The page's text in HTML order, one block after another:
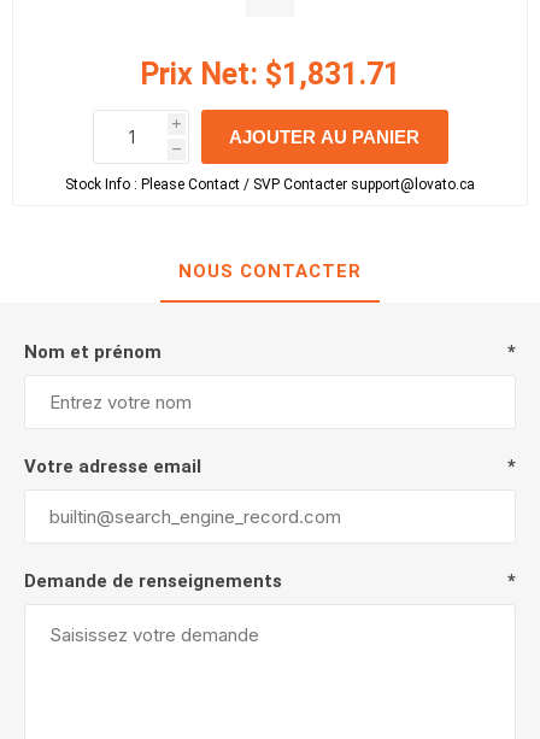
Prix Net: $1,831.71
i
h
h
AJOUTER AU PANIER
Stock Info : Please Contact / SVP Contacter support@lovato.ca
NOUS CONTACTER
Nom et prénom *
Votre adresse email *
Demande de renseignements *